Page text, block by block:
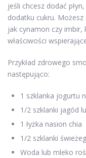
jeśli chcesz dodać
dodatku cukru.
jak cynamon czy
właściwości
Przykład zdrowego
następująco:
1 szklanka jogurtu
1/2 szklanki jagód
1 łyżka nasion chia
1/2 szklanki
Woda lub mleko